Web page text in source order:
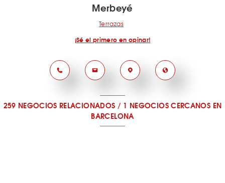
Merbeyé
Terrazas
¡Sé el primero en opinar!
259 NEGOCIOS RELACIONADOS / 1 NEGOCIOS CERCANOS EN
BARCELONA